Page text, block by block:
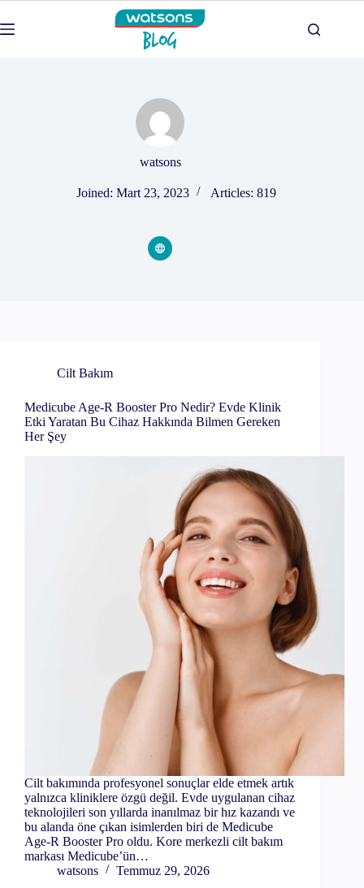
to
content
watsons
Joined: Mart 23, 2023 Articles: 819
Cilt Bakım
Medicube Age-R Booster Pro Nedir? Evde Klinik
Etki Yaratan Bu Cihaz Hakkında Bilmen Gereken
Her Şey
Cilt bakımında profesyonel sonuçlar elde etmek artık
yalnızca kliniklere özgü değil. Evde uygulanan cihaz
teknolojileri son yıllarda inanılmaz bir hız kazandı ve
bu alanda öne çıkan isimlerden biri de Medicube
Age-R Booster Pro oldu. Kore merkezli cilt bakım
markası Medicube’ün…
watsons
Temmuz 29, 2026